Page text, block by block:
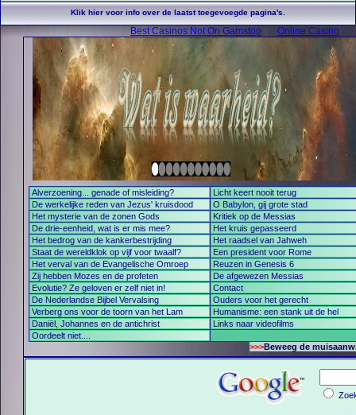
Best Casinos Not On Gamstop Online Casino
Alverzoening... genade of misleiding?
Licht keert nooit terug
De werkelijke reden van Jezus' kruisdood
O Babylon, gij grote stad
Het mysterie van de zonen Gods
Kritiek op de Messias
De drie-eenheid, wat is er mis mee?
Het kruis gepasseerd
Het bedrog van de kankerbestrijding
Het raadsel van Jahweh
Staat de wereldklok op vijf voor twaalf?
Een president voor Rome
Het verval van de Evangelische Omroep
Reuzen in Genesis 6
Zij hebben Mozes en de profeten
De afgewezen Messias
Evolutie? Ze geloven er zelf niet in!
Contact
De Nederlandse Bijbel Vervalsing
Ouders voor het gerecht
Verberg ons voor de toorn van het Lam
Humanisme: een stank uit de hel
Daniël, Johannes en de antichrist
Links naar videofilms
Oordeelt niet....
>>>Beweeg de
Klik hier voor info over de laatst toegevoegde pagina's.